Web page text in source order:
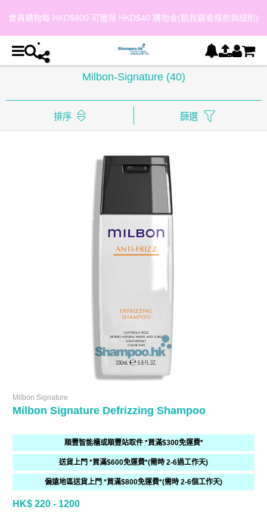
會員購物每 HKD$800 可獲得 HKD$40 購物金(點我觀看條款與細則)
Milbon-Signature (40)
排序 篩選
Milbon Signature
Milbon Signature Defrizzing Shampoo
順豐智能櫃或順豐站取件 *買滿$300免運費*
送貨上門 *買滿$600免運費*(需時 2-6過工作天)
偏遠地區送貨上門 *買滿$800免運費*(需時 2-6個工作天)
HK$ 220 - 1200